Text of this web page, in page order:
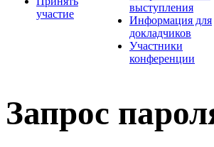
участие
выступления
Информация для
докладчиков
Участники
конференции
Запрос